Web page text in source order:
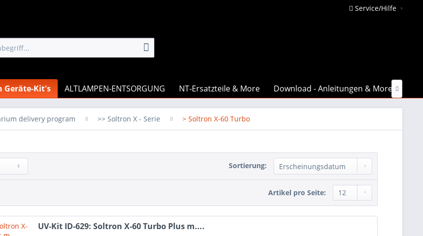
Service/Hilfe
Geräte-Kit's ALTLAMPEN-ENTSORGUNG NT-Ersatzteile & More Download - Anleitungen & More 
delivery program >> Soltron X - Serie > Soltron X-60 Turbo
Sortierung:
Artikel pro Seite:
UV-Kit ID-629: Soltron X-60 Turbo Plus m....